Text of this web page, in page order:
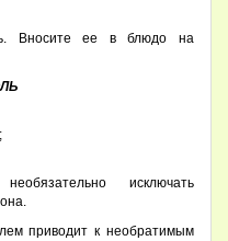
Вносите ее в блюдо на
исключать
приводит к необратимым